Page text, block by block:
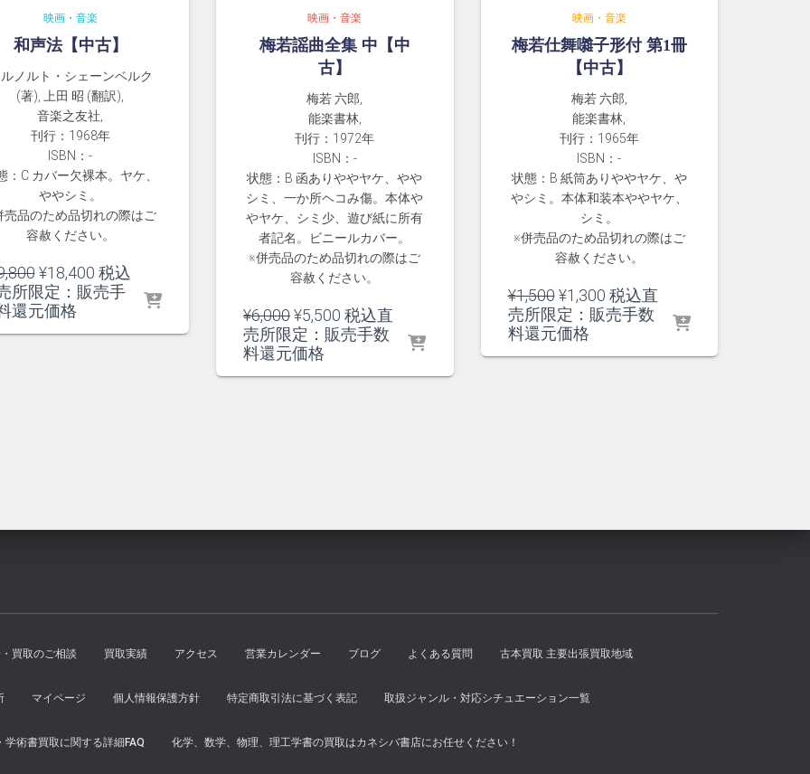
映画・音楽
和声法【中古】
ノルト・シェーンベルク
(著), 上田 昭 (翻訳),
音楽之友社,
刊行：1968年
ISBN：-
：C カバー欠裸本。ヤケ、
ややシミ。
売品のため品切れの際はご
容赦ください。
元
の
価
¥18,400現
在
税込
所限定：販売手
還元価格
映画・音楽
梅若謡曲全集 中【中
古】
梅若 六郎,
能楽書林,
刊行：1972年
ISBN：-
状態：B 函ありややヤケ、やや
シミ、一か所ヘコみ傷。本体や
やヤケ、シミ少、遊び紙に所有
者記名。ビニールカバー。
※併売品のため品切れの際はご
容赦ください。
¥6,000元
の
価
¥5,500 現
在
税込直
売所限定：販売手数
料還元価格
映画・音楽
梅若仕舞囃子形付 第1冊
【中古】
梅若 六郎,
能楽書林,
刊行：1965年
ISBN：-
状態：B 紙筒ありややヤケ、や
やシミ。本体和装本ややヤケ、
シミ。
※併売品のため品切れの際はご
容赦ください。
¥1,500 元
の
価
¥1,300現
在
税込直
売所限定：販売手数
料還元価格
買取のご相談 買取実績 アクセス 営業カレンダー ブログ よくある質問 古本買取 主要出張買取地域
マイページ 個人情報保護方針 特定商取引法に基づく表記 取扱ジャンル・対応シチュエーション一覧
術書買取に関する詳細FAQ 化学、数学、物理、理工学書の買取はカネシバ書店にお任せください！